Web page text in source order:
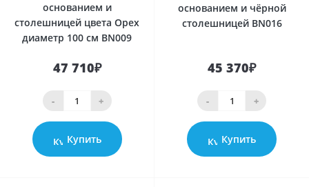
основанием и
столешницей цвета Орех
диаметр 100 см BN009
47 710₽
- +
Купить
основанием и чёрной
столешницей BN016
45 370₽
- +
Купить